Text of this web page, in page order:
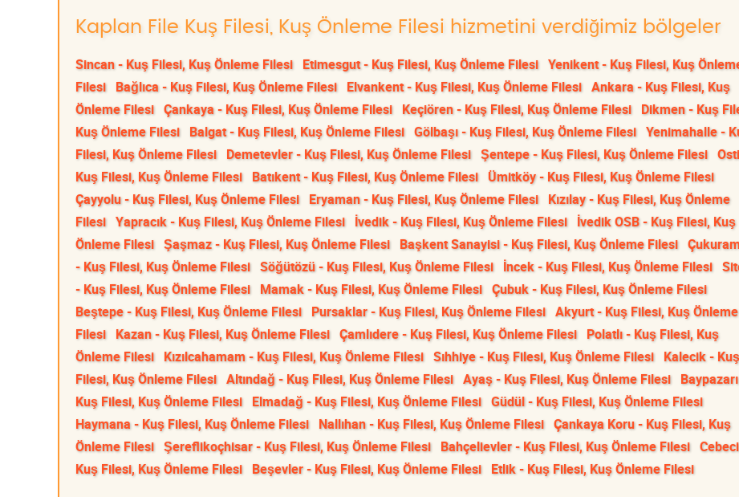
Kaplan File Kuş Filesi, Kuş Önleme Filesi hizmetini verdiğimiz bölgeler
Sincan - Kuş Filesi, Kuş Önleme Filesi Etimesgut - Kuş Filesi, Kuş Önleme Filesi Yenikent - Kuş Filesi, Kuş
Filesi Bağlıca - Kuş Filesi, Kuş Önleme Filesi Elvankent - Kuş Filesi, Kuş Önleme Filesi Ankara - Kuş Filesi, Kuş
Önleme Filesi Çankaya - Kuş Filesi, Kuş Önleme Filesi Keçiören - Kuş Filesi, Kuş Önleme Filesi Dikmen - Kuş
Kuş Önleme Filesi Balgat - Kuş Filesi, Kuş Önleme Filesi Gölbaşı - Kuş Filesi, Kuş Önleme Filesi Yenimahalle -
Filesi, Kuş Önleme Filesi Demetevler - Kuş Filesi, Kuş Önleme Filesi Şentepe - Kuş Filesi, Kuş Önleme Filesi
Kuş Filesi, Kuş Önleme Filesi Batıkent - Kuş Filesi, Kuş Önleme Filesi Ümitköy - Kuş Filesi, Kuş Önleme Filesi
Çayyolu - Kuş Filesi, Kuş Önleme Filesi Eryaman - Kuş Filesi, Kuş Önleme Filesi Kızılay - Kuş Filesi, Kuş Önleme
Filesi Yapracık - Kuş Filesi, Kuş Önleme Filesi İvedik - Kuş Filesi, Kuş Önleme Filesi İvedik OSB - Kuş Filesi, Kuş
Önleme Filesi Şaşmaz - Kuş Filesi, Kuş Önleme Filesi Başkent Sanayisi - Kuş Filesi, Kuş Önleme Filesi
- Kuş Filesi, Kuş Önleme Filesi Söğütözü - Kuş Filesi, Kuş Önleme Filesi İncek - Kuş Filesi, Kuş Önleme Filesi
- Kuş Filesi, Kuş Önleme Filesi Mamak - Kuş Filesi, Kuş Önleme Filesi Çubuk - Kuş Filesi, Kuş Önleme Filesi
Beştepe - Kuş Filesi, Kuş Önleme Filesi Pursaklar - Kuş Filesi, Kuş Önleme Filesi Akyurt - Kuş Filesi, Kuş Önleme
Filesi Kazan - Kuş Filesi, Kuş Önleme Filesi Çamlıdere - Kuş Filesi, Kuş Önleme Filesi Polatlı - Kuş Filesi, Kuş
Önleme Filesi Kızılcahamam - Kuş Filesi, Kuş Önleme Filesi Sıhhiye - Kuş Filesi, Kuş Önleme Filesi Kalecik - Kuş
Filesi, Kuş Önleme Filesi Altındağ - Kuş Filesi, Kuş Önleme Filesi Ayaş - Kuş Filesi, Kuş Önleme Filesi
Kuş Filesi, Kuş Önleme Filesi Elmadağ - Kuş Filesi, Kuş Önleme Filesi Güdül - Kuş Filesi, Kuş Önleme Filesi
Haymana - Kuş Filesi, Kuş Önleme Filesi Nallıhan - Kuş Filesi, Kuş Önleme Filesi Çankaya Koru - Kuş Filesi, Kuş
Önleme Filesi Şereflikoçhisar - Kuş Filesi, Kuş Önleme Filesi Bahçelievler - Kuş Filesi, Kuş Önleme Filesi
Kuş Filesi, Kuş Önleme Filesi Beşevler - Kuş Filesi, Kuş Önleme Filesi Etlik - Kuş Filesi, Kuş Önleme Filesi